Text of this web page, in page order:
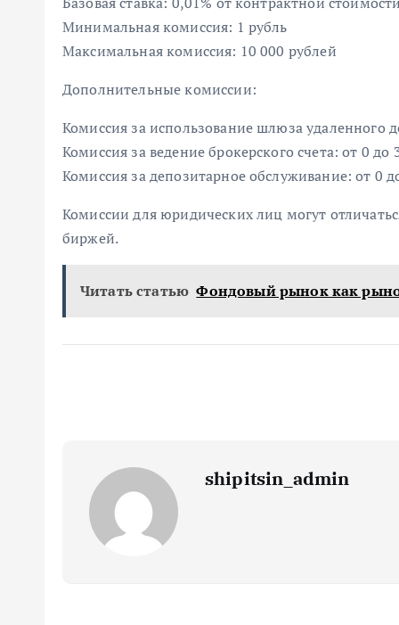
Минимальная комиссия: 1 рубль
Максимальная комиссия: 10 000 рублей
Дополнительные комиссии:
Комиссия за использование шлюза удаленного
Комиссия за ведение брокерского счета: от 0
Комиссия за депозитарное обслуживание: от 0
Комиссии для юридических лиц могут
биржей.
Читать статью Фондовый рынок как
shipitsin_admin